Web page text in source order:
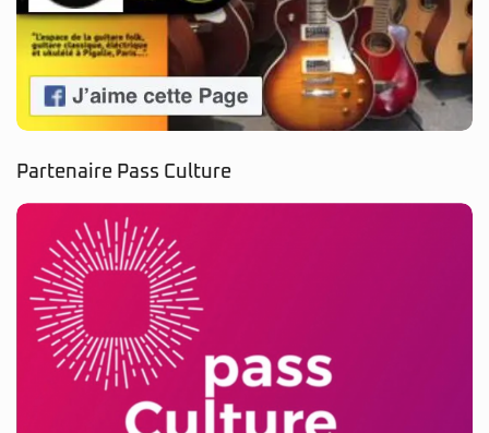
Partenaire Pass Culture